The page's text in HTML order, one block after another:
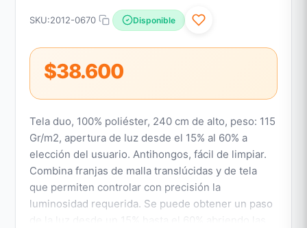
SKU:2012-0670 Disponible
$38.600
Tela duo, 100% poliéster, 240 cm de alto, peso: 115
Gr/m2, apertura de luz desde el 15% al 60% a
elección del usuario. Antihongos, fácil de limpiar.
Combina franjas de malla translúcidas y de tela
que permiten controlar con precisión la
luminosidad requerida. Se puede obtener un paso